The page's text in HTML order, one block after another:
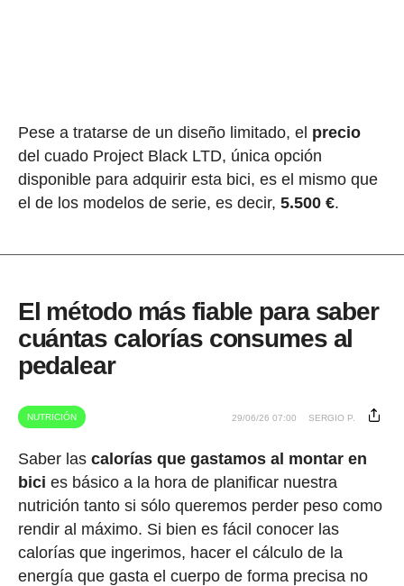
Pese a tratarse de un diseño limitado, el precio
del cuado Project Black LTD, única opción
disponible para adquirir esta bici, es el mismo que
el de los modelos de serie, es decir, 5.500 €.
El método más fiable para saber
cuántas calorías consumes al
pedalear
NUTRICIÓN 29/06/26 07:00 SERGIO P.
Saber las calorías que gastamos al montar en
bici es básico a la hora de planificar nuestra
nutrición tanto si sólo queremos perder peso como
rendir al máximo. Si bien es fácil conocer las
calorías que ingerimos, hacer el cálculo de la
energía que gasta el cuerpo de forma precisa no